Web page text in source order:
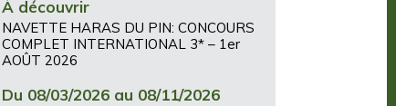
À découvrir
NAVETTE HARAS DU PIN: CONCOURS
COMPLET INTERNATIONAL 3* – 1er
AOÛT 2026
Du 08/03/2026 au 08/11/2026